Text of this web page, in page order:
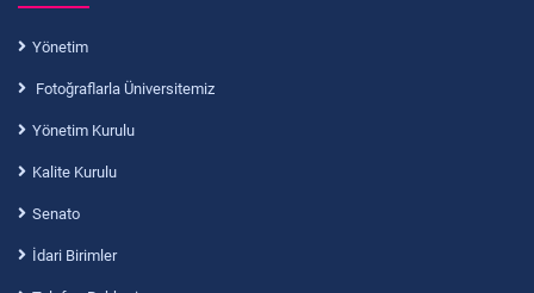
Yönetim
Fotoğraflarla Üniversitemiz
Yönetim Kurulu
Kalite Kurulu
Senato
İdari Birimler